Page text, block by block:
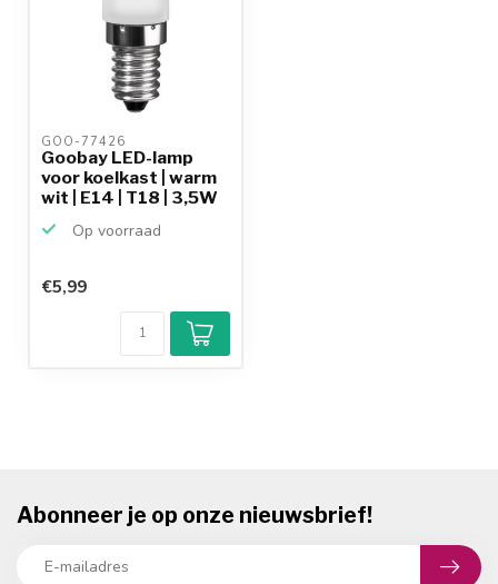
GOO-77426
Goobay LED-lamp
voor koelkast | warm
wit | E14 | T18 | 3,5W
Op voorraad
€5,99
Abonneer je op onze nieuwsbrief!